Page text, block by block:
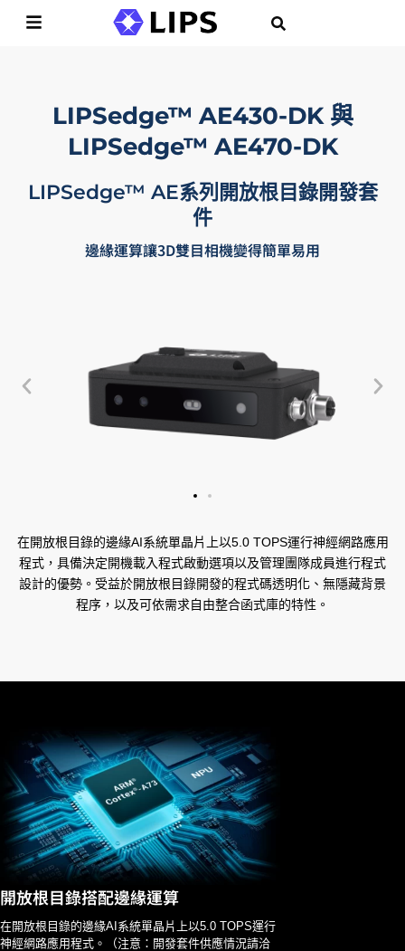
LIPSedge™ AE430-DK 與
LIPSedge™ AE470-DK
​LIPSedge™ AE系列開放根目錄開發套
件
邊緣運算讓3D雙目相機變得簡單易用
在開放根目錄的邊緣AI系統單晶片上以5.0 TOPS運行神經網路應用
程式，具備決定開機載入程式啟動選項以及管理團隊成員進行程式
設計的優勢。受益於開放根目錄開發的程式碼透明化、無隱藏背景
程序，以及可依需求自由整合函式庫的特性。
開放根目錄搭配邊緣運算
在開放根目錄的邊緣AI系統單晶片上以5.0 TOPS運行
神經網路應用程式。（注意：開發套件供應情況請洽